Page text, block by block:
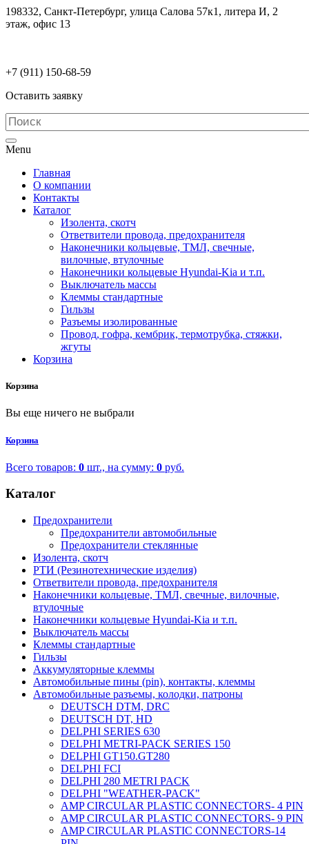
198332, Санкт-Петербург, улица Салова 57к1, литера И, 2
этаж, офис 13
+7 (911) 150-68-59
Оставить заявку
Menu
Главная
О компании
Контакты
Каталог
Изолента, скотч
Ответвители провода, предохранителя
Наконечники кольцевые, ТМЛ, свечные,
вилочные, втулочные
Наконечники кольцевые Hyundai-Kia и т.п.
Выключатель массы
Клеммы стандартные
Гильзы
Разъемы изолированные
Провод, гофра, кембрик, термотрубка, стяжки,
жгуты
Корзина
Корзина
Вы еще ничего не выбрали
Корзина
Всего товаров: 0 шт., на сумму: 0 руб.
Каталог
Предохранители
Предохранители автомобильные
Предохранители стеклянные
Изолента, скотч
РТИ (Резинотехнические изделия)
Ответвители провода, предохранителя
Наконечники кольцевые, ТМЛ, свечные, вилочные,
втулочные
Наконечники кольцевые Hyundai-Kia и т.п.
Выключатель массы
Клеммы стандартные
Гильзы
Аккумуляторные клеммы
Автомобильные пины (pin), контакты, клеммы
Автомобильные разъемы, колодки, патроны
DEUTSCH DTM, DRC
DEUTSCH DT, HD
DELPHI SERIES 630
DELPHI METRI-PACK SERIES 150
DELPHI GT150.GT280
DELPHI FCI
DELPHI 280 METRI PACK
DELPHI "WEATHER-PACK"
AMP CIRCULAR PLASTIC CONNECTORS- 4 PIN
AMP CIRCULAR PLASTIC CONNECTORS- 9 PIN
AMP CIRCULAR PLASTIC CONNECTORS-14